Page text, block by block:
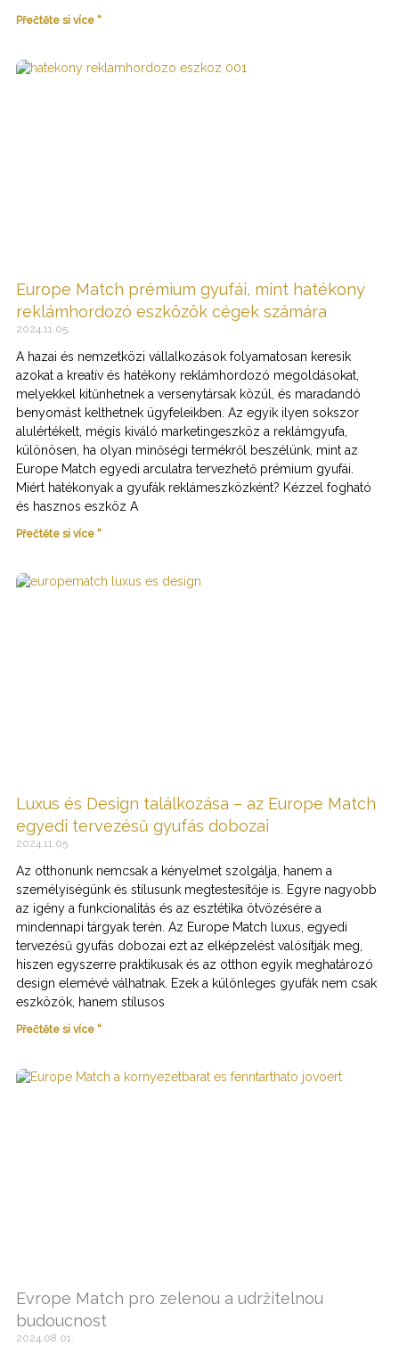
Přečtěte si více “
Europe Match prémium gyufái, mint hatékony
reklámhordozó eszközök cégek számára
2024.11.05.
A hazai és nemzetközi vállalkozások folyamatosan keresik
azokat a kreatív és hatékony reklámhordozó megoldásokat,
melyekkel kitűnhetnek a versenytársak közül, és maradandó
benyomást kelthetnek ügyfeleikben. Az egyik ilyen sokszor
alulértékelt, mégis kiváló marketingeszköz a reklámgyufa,
különösen, ha olyan minőségi termékről beszélünk, mint az
Europe Match egyedi arculatra tervezhető prémium gyufái.
Miért hatékonyak a gyufák reklámeszközként? Kézzel fogható
és hasznos eszköz A
Přečtěte si více “
Luxus és Design találkozása – az Europe Match
egyedi tervezésű gyufás dobozai
2024.11.05.
Az otthonunk nemcsak a kényelmet szolgálja, hanem a
személyiségünk és stílusunk megtestesítője is. Egyre nagyobb
az igény a funkcionalitás és az esztétika ötvözésére a
mindennapi tárgyak terén. Az Europe Match luxus, egyedi
tervezésű gyufás dobozai ezt az elképzelést valósítják meg,
hiszen egyszerre praktikusak és az otthon egyik meghatározó
design elemévé válhatnak. Ezek a különleges gyufák nem csak
eszközök, hanem stílusos
Přečtěte si více “
Evrope Match pro zelenou a udržitelnou
budoucnost
2024.08.01.